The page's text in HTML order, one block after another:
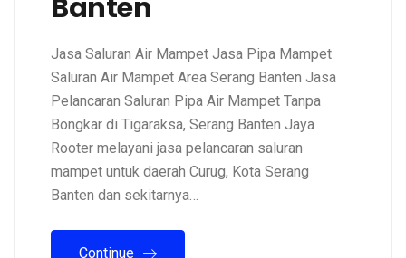
Banten
Jasa Saluran Air Mampet Jasa Pipa Mampet
Saluran Air Mampet Area Serang Banten Jasa
Pelancaran Saluran Pipa Air Mampet Tanpa
Bongkar di Tigaraksa, Serang Banten Jaya
Rooter melayani jasa pelancaran saluran
mampet untuk daerah Curug, Kota Serang
Banten dan sekitarnya…
Continue